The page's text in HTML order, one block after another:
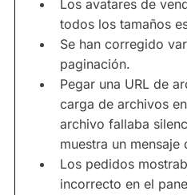
Los avatares de
todos los tamaños
Se han corregido
paginación.
Pegar una URL de
carga de archivos
archivo fallaba
muestra un mensaje
Los pedidos
incorrecto en el